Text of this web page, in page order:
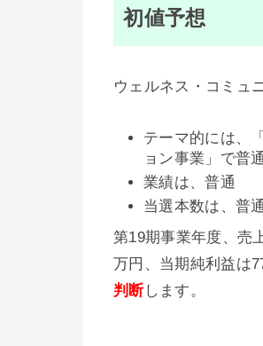
初値予想
ウェルネス・コミュ
テーマ的には、
ョン事業」で普通
業績は、普通
当選本数は、普通
第19期事業年度、売
万円、当期純利益は
判断します。